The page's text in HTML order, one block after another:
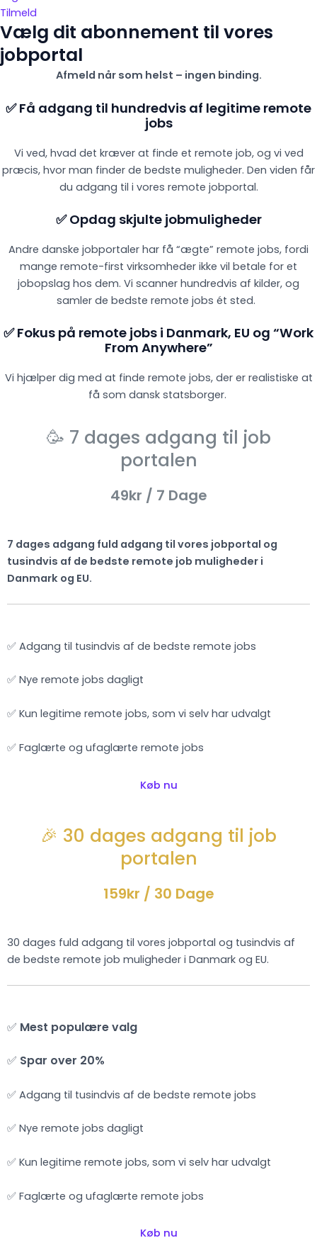
Tilmeld
Vælg dit abonnement til vores
jobportal
Afmeld når som helst – ingen binding.
✅ Få adgang til hundredvis af legitime remote
jobs
Vi ved, hvad det kræver at finde et remote job, og vi ved
præcis, hvor man finder de bedste muligheder. Den viden får
du adgang til i vores remote jobportal.
✅ Opdag skjulte jobmuligheder
Andre danske jobportaler har få “ægte” remote jobs, fordi
mange remote-first virksomheder ikke vil betale for et
jobopslag hos dem. Vi scanner hundredvis af kilder, og
samler de bedste remote jobs ét sted.
✅ Fokus på remote jobs i Danmark, EU og “Work
From Anywhere”
Vi hjælper dig med at finde remote jobs, der er realistiske at
få som dansk statsborger.
🥳 7 dages adgang til job
portalen
49kr / 7 Dage
7 dages adgang fuld adgang til vores jobportal og
tusindvis af de bedste remote job muligheder i
Danmark og EU.
✅ Adgang til tusindvis af de bedste remote jobs
✅ Nye remote jobs dagligt
✅ Kun legitime remote jobs, som vi selv har udvalgt
✅ Faglærte og ufaglærte remote jobs
Køb nu
🎉 30 dages adgang til job
portalen
159kr / 30 Dage
30 dages fuld adgang til vores jobportal og tusindvis af
de bedste remote job muligheder i Danmark og EU.
✅ Mest populære valg
✅ Spar over 20%
✅ Adgang til tusindvis af de bedste remote jobs
✅ Nye remote jobs dagligt
✅ Kun legitime remote jobs, som vi selv har udvalgt
✅ Faglærte og ufaglærte remote jobs
Køb nu